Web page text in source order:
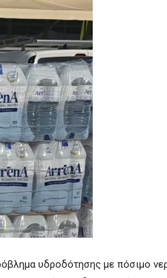
υδροδότησης με πόσιμο